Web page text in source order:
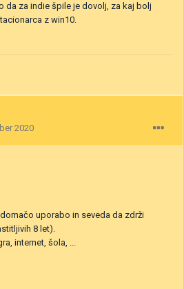
da za indie špile je dovolj, za kaj bolj
z win10.
2020
uporabo in seveda da zdrži
8 let).
internet, šola, ...